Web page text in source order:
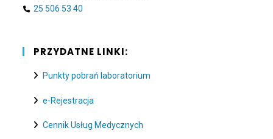
25 506 53 40
PRZYDATNE LINKI:
Punkty pobrań laboratorium
e-Rejestracja
Cennik Usług Medycznych